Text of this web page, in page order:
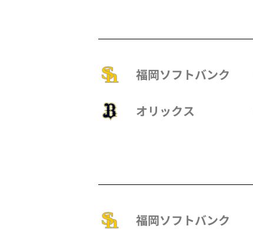
福岡ソフトバンク
オリックス
福岡ソフトバンク